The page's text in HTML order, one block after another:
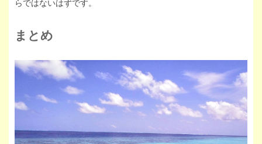
らではないはずです。
まとめ